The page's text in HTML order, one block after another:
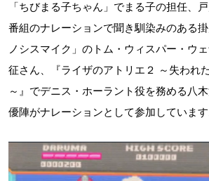
「ちびまる子ちゃん」でまる子の担任、
番組のナレーションで聞き馴染みのある
ノシスマイク」のトム・ウィスパー・ウ
征さん、『ライザのアトリエ２ ～失われ
～』でデニス・ホーラント役を務める八
優陣がナレーションとして参加しています